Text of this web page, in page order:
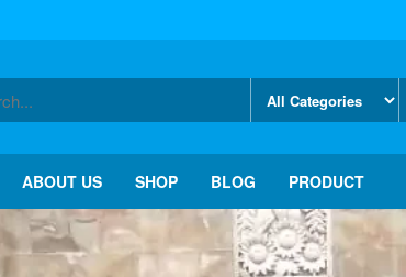
ABOUT US SHOP BLOG PRODUCT